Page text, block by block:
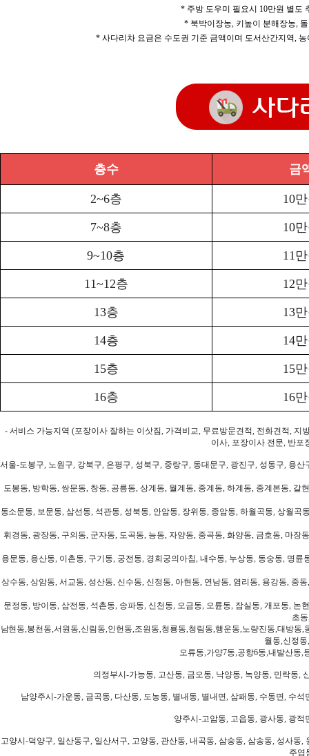
* 주방 도우미 필요시 10만원 별도
* 북박이장농, 키높이 분해장농,
* 사다리차 요금은 수도권 기준 금액이며 도서산간지역,
층수 금
2~6층 10
7~8층 10
9~10층 11
11~12층 12
13층 13
14층 14
15층 15
16층 16
- 서비스 가능지역 (포장이사 잘하는 이삿짐, 가격비교, 무료방문견적, 전화견적,
이사, 포장이사 전문, 반포
서울-도봉구, 노원구, 강북구, 은평구, 성북구, 중랑구, 동대문구, 광진구, 성동구, 용
도봉동, 방학동, 쌍문동, 창동, 공릉동, 상계동, 월계동, 중계동, 하계동, 중계본동,
동소문동, 보문동, 삼선동, 석관동, 성북동, 안암동, 장위동, 종암동, 하월곡동, 상월
휘경동, 광장동, 구의동, 군자동, 도곡동, 능동, 자양동, 중곡동, 화양동, 금호동, 마
용문동, 용산동, 이촌동, 구기동, 궁전동, 경희궁의아침, 내수동, 누상동, 동숭동, 명
상수동, 상암동, 서교동, 성산동, 신수동, 신정동, 아현동, 연남동, 염리동, 용강동, 중
문정동, 방이동, 삼전동, 석촌동, 송파동, 신천동, 오금동, 오륜동, 잠실동, 개포동,
초
남현동,봉천동,서원동,신림동,인헌동,조원동,청룡동,청림동,행운동,노량진동,대방
월동,신정
오류동,가양7동,공항6동,내발산동,
의정부시-가능동, 고산동, 금오동, 낙양동, 녹양동, 민락동,
남양주시-가운동, 금곡동, 다산동, 도농동, 별내동, 별내면, 삼패동, 수동면, 수
양주시-고암동, 고읍동, 광사동, 광
고양시-덕양구, 일산동구, 일산서구, 고양동, 관산동, 내곡동, 삼숭동, 삼송동, 성사
주엽